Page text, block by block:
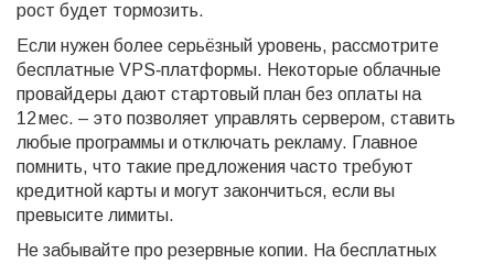
рост будет тормозить.
Если нужен более серьёзный уровень, рассмотрите
бесплатные VPS‑платформы. Некоторые облачные
провайдеры дают стартовый план без оплаты на
12 мес. – это позволяет управлять сервером, ставить
любые программы и отключать рекламу. Главное
помнить, что такие предложения часто требуют
кредитной карты и могут закончиться, если вы
превысите лимиты.
Не забывайте про резервные копии. На бесплатных